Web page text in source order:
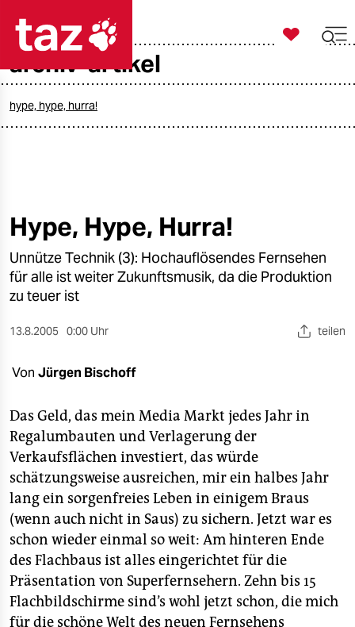
öko
gesellschaft
kultur
sport
wahrheit
verlag
verlag
veranstaltungen
shop
fragen & hilfe
unterstützen

taz zahl ich
archiv-artikel
hype, hype, hurra!
Hype, Hype, Hurra!
Unnütze Technik (3): Hochauflösendes Fernsehen
für alle ist weiter Zukunftsmusik, da die Produktion
zu teuer ist
13.8.2005 0:00 Uhr teilen
Von Jürgen Bischoff
Das Geld, das mein Media Markt jedes Jahr in
Regalumbauten und Verlagerung der
Verkaufsflächen investiert, das würde
schätzungsweise ausreichen, mir ein halbes Jahr
lang ein sorgenfreies Leben in einigem Braus
(wenn auch nicht in Saus) zu sichern. Jetzt war es
schon wieder einmal so weit: Am hinteren Ende
des Flachbaus ist alles eingerichtet für die
Präsentation von Superfernsehern. Zehn bis 15
Flachbildschirme sind’s wohl jetzt schon, die mich
für die schöne Welt des neuen Fernsehens